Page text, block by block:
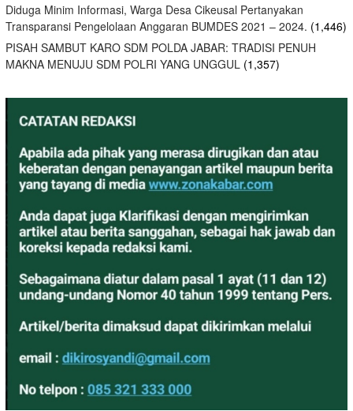
Diduga Minim Informasi, Warga Desa Cikeusal Pertanyakan
Transparansi Pengelolaan Anggaran BUMDES 2021 – 2024. (1,446)
PISAH SAMBUT KARO SDM POLDA JABAR: TRADISI PENUH
MAKNA MENUJU SDM POLRI YANG UNGGUL (1,357)